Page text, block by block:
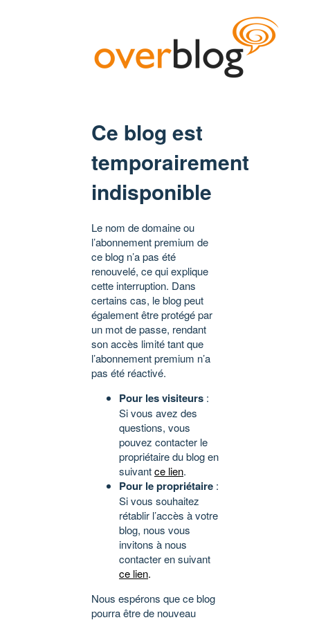
Ce blog est
temporairement
indisponible
Le nom de domaine ou
l’abonnement premium de
ce blog n’a pas été
renouvelé, ce qui explique
cette interruption. Dans
certains cas, le blog peut
également être protégé par
un mot de passe, rendant
son accès limité tant que
l’abonnement premium n’a
pas été réactivé.
Pour les visiteurs :
Si vous avez des
questions, vous
pouvez contacter le
propriétaire du blog en
suivantce lien.
Pour le propriétaire :
Si vous souhaitez
rétablir l’accès à votre
blog, nous vous
invitons à nous
contacter en suivant
ce lien.
Nous espérons que ce blog
pourra être de nouveau